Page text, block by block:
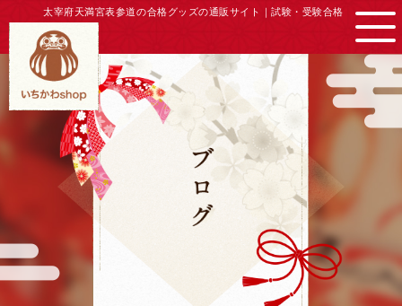
太宰府天満宮表参道の合格グッズの通販サイト｜試験・受験合格